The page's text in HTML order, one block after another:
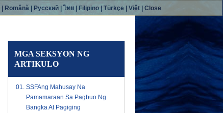
MGA SEKSYON NG
ARTIKULO
SSFAng Mahusay Na
Pamamaraan Sa Pagbuo Ng
Bangka At Pagiging
Română Русский |ไทย Filipino |Türkçe |Việt |Close